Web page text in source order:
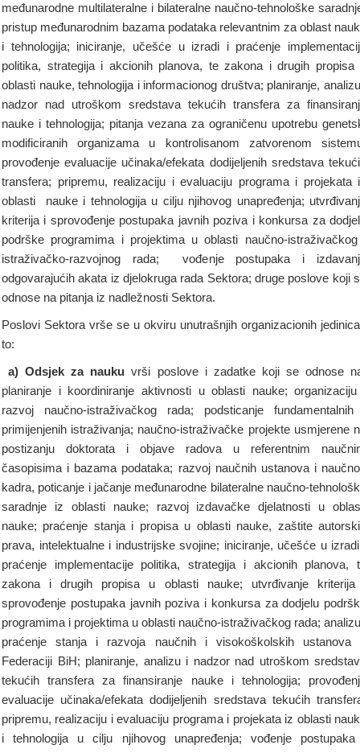
međunarodne multilateralne i bilateralne naučno-tehnološke
pristup međunarodnim bazama podataka relevantnim za oblast
i tehnologija; iniciranje, učešće u izradi i praćenje
politika, strategija i akcionih planova, te zakona i drugih propisa
oblasti nauke, tehnologija i informacionog društva; planiranje,
nadzor nad utroškom sredstava tekućih transfera za
nauke i tehnologija; pitanja vezana za ograničenu upotrebu
modificiranih organizama u kontrolisanom zatvorenom
provođenje evaluacije učinaka/efekata dodijeljenih sredstava
transfera; pripremu, realizaciju i evaluaciju programa i projekata
oblasti nauke i tehnologija u cilju njihovog unapređenja;
kriterija i sprovođenje postupaka javnih poziva i konkursa za
podrške programima i projektima u oblasti naučno-
istraživačko-razvojnog rada; vođenje postupaka i
odgovarajućih akata iz djelokruga rada Sektora; druge poslove koji
odnose na pitanja iz nadležnosti Sektora.
Poslovi Sektora vrše se u okviru unutrašnjih organizacionih
to:
a) Odsjek za naukuvrši poslove i zadatke koji se odnose
planiranje i koordiniranje aktivnosti u oblasti nauke;
razvoj naučno-istraživačkog rada; podsticanje
primijenjenih istraživanja; naučno-istraživačke projekte usmjerene
postizanju doktorata i objave radova u referentnim
časopisima i bazama podataka; razvoj naučnih ustanova i
kadra, poticanje i jačanje međunarodne bilateralne naučno-
saradnje iz oblasti nauke; razvoj izdavačke djelatnosti u
nauke; praćenje stanja i propisa u oblasti nauke, zaštite
prava, intelektualne i industrijske svojine; iniciranje, učešće u
praćenje implementacije politika, strategija i akcionih planova,
zakona i drugih propisa u oblasti nauke; utvrđivanje
sprovođenje postupaka javnih poziva i konkursa za dodjelu
programima i projektima u oblasti naučno-istraživačkog rada;
praćenje stanja i razvoja naučnih i visokoškolskih ustanova
Federaciji BiH; planiranje, analizu i nadzor nad utroškom
tekućih transfera za finansiranje nauke i tehnologija;
evaluacije učinaka/efekata dodijeljenih sredstava tekućih
pripremu, realizaciju i evaluaciju programa i projekata iz oblasti
i tehnologija u cilju njihovog unapređenja; vođenje